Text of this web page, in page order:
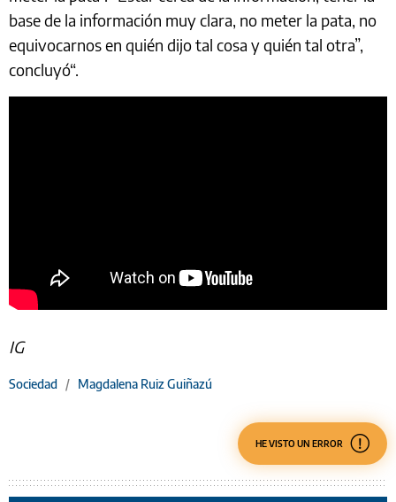
base de la información muy clara, no meter la pata, no
equivocarnos en quién dijo tal cosa y quién tal otra”,
concluyó“.
IG
Sociedad / Magdalena Ruiz Guiñazú
HE VISTO UN ERROR